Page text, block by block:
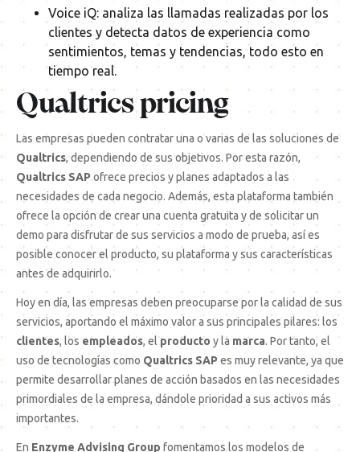
Voice iQ: analiza las llamadas realizadas por los
clientes y detecta datos de experiencia como
sentimientos, temas y tendencias, todo esto en
tiempo real.
Qualtrics pricing
Las empresas pueden contratar una o varias de las soluciones de
Qualtrics, dependiendo de sus objetivos. Por esta razón,
Qualtrics SAPofrece precios y planes adaptados a las
necesidades de cada negocio. Además, esta plataforma también
ofrece la opción de crear una cuenta gratuita y de solicitar un
demo para disfrutar de sus servicios a modo de prueba, así es
posible conocer el producto, su plataforma y sus características
antes de adquirirlo.
Hoy en día, las empresas deben preocuparse por la calidad de sus
servicios, aportando el máximo valor a sus principales pilares: los
clientes, los empleados, elproducto y la marca. Por tanto, el
uso de tecnologías como Qualtrics SAP es muy relevante, ya que
permite desarrollar planes de acción basados en las necesidades
primordiales de la empresa, dándole prioridad a sus activos más
importantes.
En Enzyme Advising Group fomentamos los modelos de